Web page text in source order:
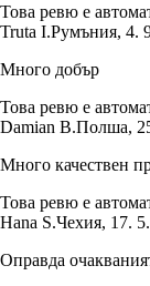
Това ревю е
Truta I.Румъния, 4.
Много добър
Това ревю е
Damian B.Полша,
Много качествен
Това ревю е
Hana S.Чехия, 17.
Оправда